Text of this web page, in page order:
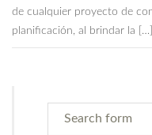
de cualquier proyecto de
planificación, al brindar la […]